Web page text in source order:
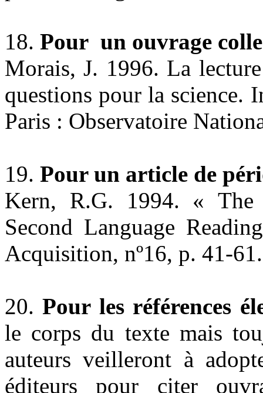
18. Pour un ouvrage
Morais, J. 1996. La
questions pour la science.
Paris : Observatoire
19. Pour un article de
Kern, R.G. 1994. «
Second Language
Acquisition, nº16, p. 41-
20.Pour les références
le corps du texte mais
auteurs veilleront à
éditeurs pour citer